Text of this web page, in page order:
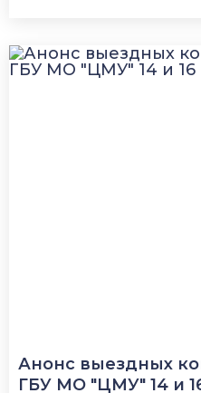
Анонс выездных
ГБУ МО "ЦМУ" 14 и